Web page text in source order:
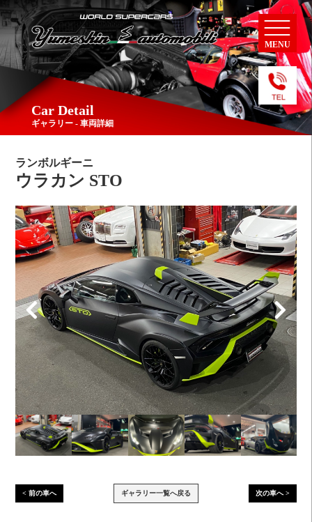
MENU
Car Detail
ギャラリー - 車両詳細
ランボルギーニ
ウラカン STO
< 前の車へ ギャラリー一覧へ戻る 次の車へ >